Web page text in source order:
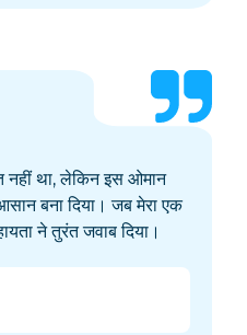
नहीं था, लेकिन इस ओमान
बना दिया। जब मेरा एक
ने तुरंत जवाब दिया।